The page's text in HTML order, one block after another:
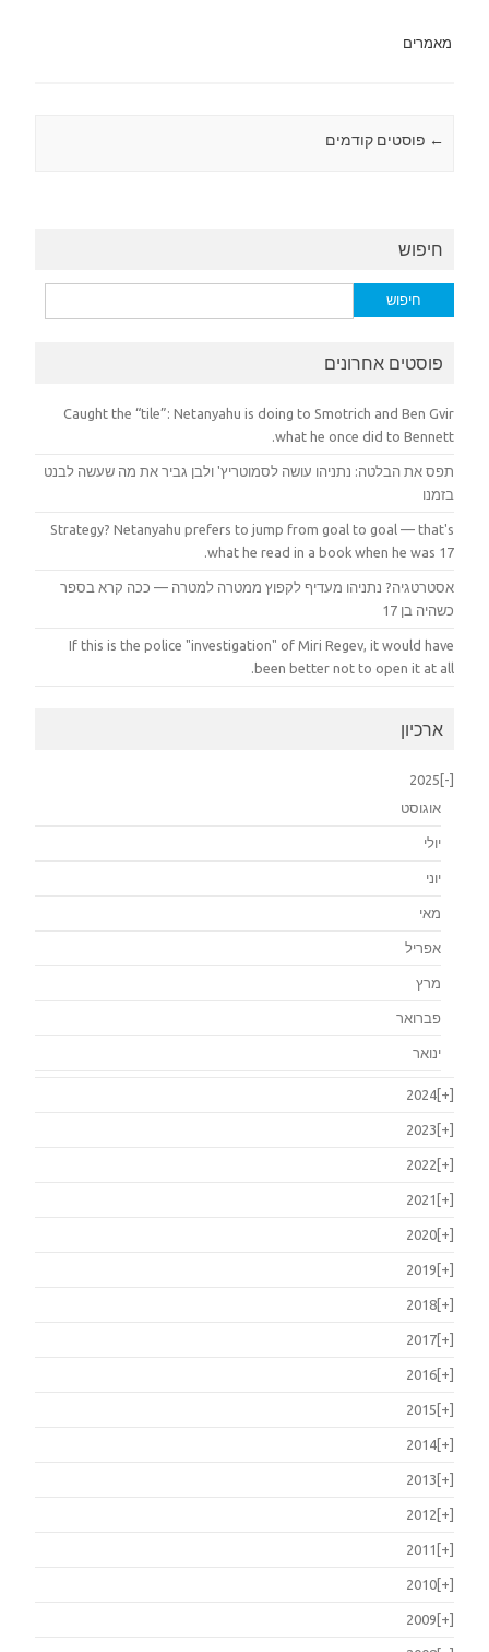
מאמרים
Post navigation
← פוסטים קודמים
חיפוש
חיפוש:
פוסטים אחרונים
Caught the “tile”: Netanyahu is doing to Smotrich and Ben Gvir
what he once did to Bennett.
תפס את הבלטה: נתניהו עושה לסמוטריץ' ולבן גביר את מה שעשה לבנט
בזמנו
Strategy? Netanyahu prefers to jump from goal to goal — that's
what he read in a book when he was 17.
אסטרטגיה? נתניהו מעדיף לקפוץ ממטרה למטרה — ככה קרא בספר
כשהיה בן 17
If this is the police "investigation" of Miri Regev, it would have
been better not to open it at all.
ארכיון
[-]
2025
אוגוסט
יולי
יוני
מאי
אפריל
מרץ
פברואר
ינואר
[+]
2024
[+]
2023
[+]
2022
[+]
2021
[+]
2020
[+]
2019
[+]
2018
[+]
2017
[+]
2016
[+]
2015
[+]
2014
[+]
2013
[+]
2012
[+]
2011
[+]
2010
[+]
2009